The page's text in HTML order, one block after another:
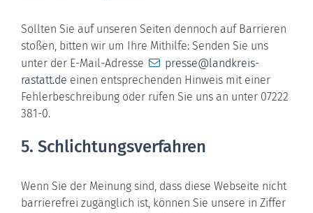
Sollten Sie auf unseren Seiten dennoch auf Barrieren
stoßen, bitten wir um Ihre Mithilfe: Senden Sie uns
unter der E-Mail-Adresse
presse@landkreis-
rastatt.de einen entsprechenden Hinweis mit einer
Fehlerbeschreibung oder rufen Sie uns an unter 07222
381-0.
5. Schlichtungsverfahren
Wenn Sie der Meinung sind, dass diese Webseite nicht
barrierefrei zugänglich ist, können Sie unsere in Ziffer